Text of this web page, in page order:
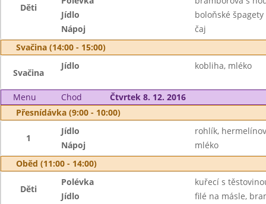
Děti
Jídlo
boloňské špagety
Nápoj
čaj
Svačina (14:00 - 15:00)
Svačina
Jídlo kobliha, mléko
Menu Chod
Čtvrtek 8. 12. 2016
Přesnídávka (9:00 - 10:00)
1
Jídlo
rohlík,
Nápoj
mléko
Oběd (11:00 - 14:00)
Děti
Polévka
kuřecí s
Jídlo
filé na másle,